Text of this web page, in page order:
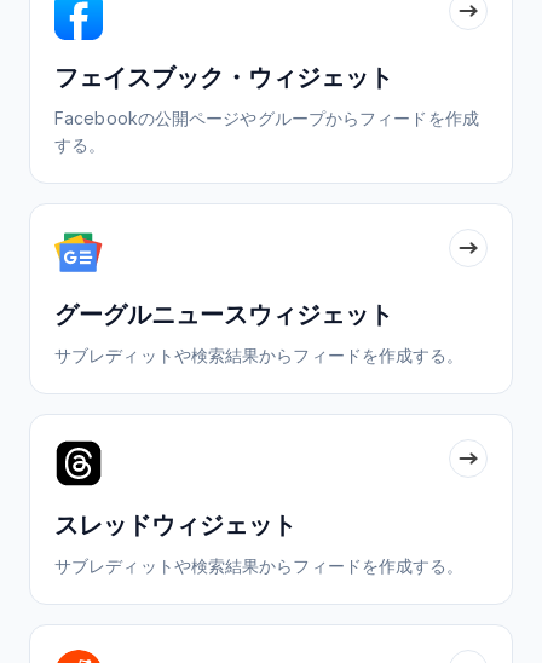
フェイスブック・ウィジェット
Facebookの公開ページやグループからフィードを作成
する。
グーグルニュースウィジェット
サブレディットや検索結果からフィードを作成する。
スレッドウィジェット
サブレディットや検索結果からフィードを作成する。